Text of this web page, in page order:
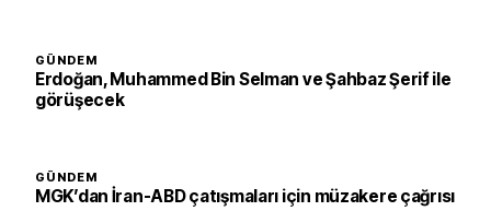
GÜNDEM
Erdoğan, Muhammed Bin Selman ve Şahbaz Şerif ile
görüşecek
GÜNDEM
MGK’dan İran-ABD çatışmaları için müzakere çağrısı